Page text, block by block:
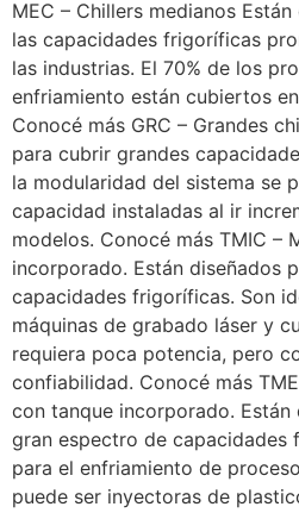
MEC – Chillers medianos
las capacidades frigoríficas
las industrias. El 70% de los
enfriamiento están cubiertos
Conocé más GRC – Grandes
para cubrir grandes
la modularidad del sistema se
capacidad instaladas al ir
modelos. Conocé más TMIC –
incorporado. Están diseñados
capacidades frigoríficas. Son
máquinas de grabado láser y
requiera poca potencia, pero
confiabilidad. Conocé más
con tanque incorporado.
gran espectro de capacidades
para el enfriamiento de
puede ser inyectoras de